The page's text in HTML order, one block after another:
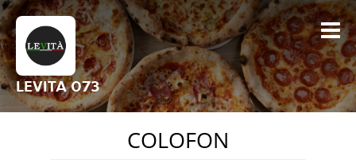
LEVITA 073
COLOFON